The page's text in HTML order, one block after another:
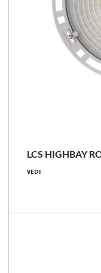
LCS HIGHBAY
VEDI